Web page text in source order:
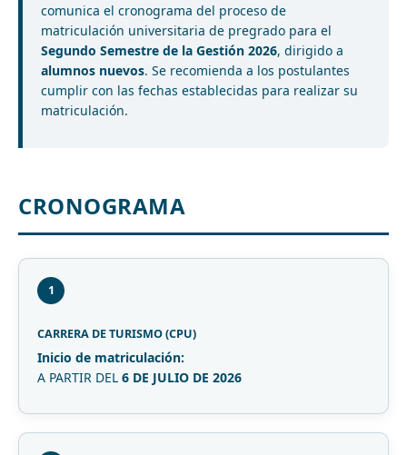
comunica el cronograma del proceso de
matriculación universitaria de pregrado para el
Segundo Semestre de la Gestión 2026, dirigido a
alumnos nuevos. Se recomienda a los postulantes
cumplir con las fechas establecidas para realizar su
matriculación.
CRONOGRAMA
1
CARRERA DE TURISMO (CPU)
Inicio de matriculación:
A PARTIR DEL 6 DE JULIO DE 2026